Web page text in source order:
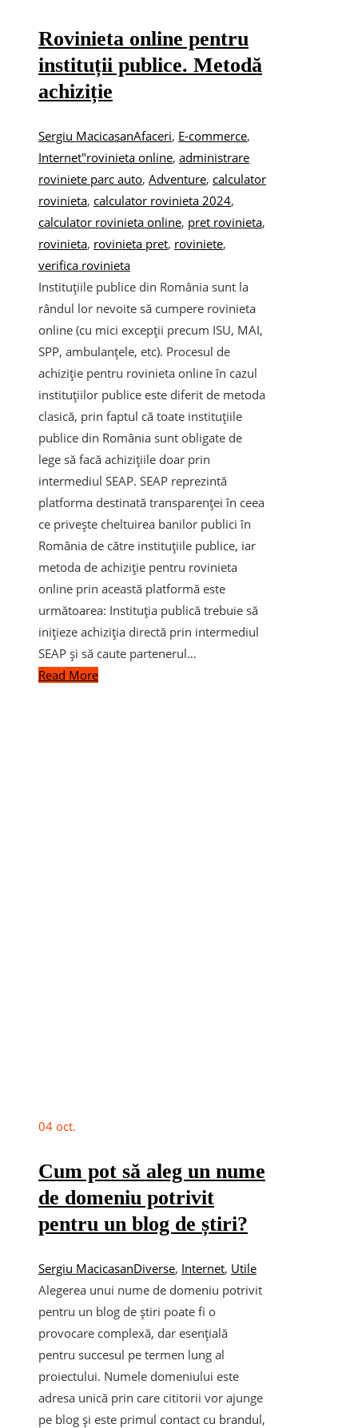
Rovinieta online pentru
instituții publice. Metodă
achiziție
Sergiu MacicasanAfaceri, E-commerce,
Internet"rovinieta online, administrare
roviniete parc auto, Adventure, calculator
rovinieta, calculator rovinieta 2024,
calculator rovinieta online, pret rovinieta,
rovinieta, rovinieta pret, roviniete,
verifica rovinieta
Instituțiile publice din România sunt la
rândul lor nevoite să cumpere rovinieta
online (cu mici excepții precum ISU, MAI,
SPP, ambulanțele, etc). Procesul de
achiziție pentru rovinieta online în cazul
instituțiilor publice este diferit de metoda
clasică, prin faptul că toate instituțiile
publice din România sunt obligate de
lege să facă achizițiile doar prin
intermediul SEAP. SEAP reprezintă
platforma destinată transparenței în ceea
ce privește cheltuirea banilor publici în
România de către instituțiile publice, iar
metoda de achiziție pentru rovinieta
online prin această platformă este
următoarea: Instituția publică trebuie să
inițieze achiziția directă prin intermediul
SEAP și să caute partenerul…
Read More
04 oct.
Cum pot să aleg un nume
de domeniu potrivit
pentru un blog de știri?
Sergiu MacicasanDiverse, Internet, Utile
Alegerea unui nume de domeniu potrivit
pentru un blog de știri poate fi o
provocare complexă, dar esențială
pentru succesul pe termen lung al
proiectului. Numele domeniului este
adresa unică prin care cititorii vor ajunge
pe blog și este primul contact cu brandul,